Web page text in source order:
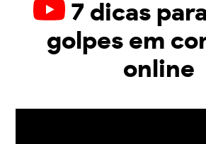
7 dicas
golpes em
online